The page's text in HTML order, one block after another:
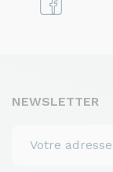
NEWSLETTER